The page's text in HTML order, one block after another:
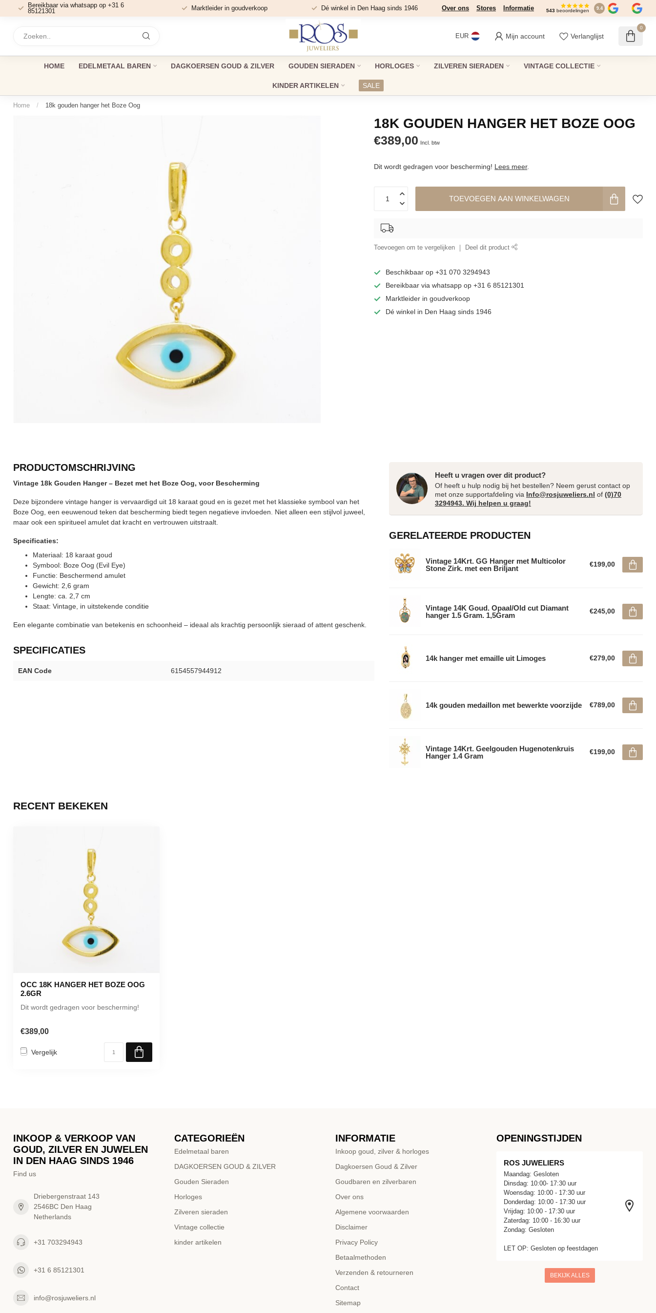
Bereikbaar via whatsapp op +31 6
85121301
Marktleider in goudverkoop Dé winkel in Den Haag sinds 1946 Over ons Stores Informatie 543 beoordelingen 9.4
EUR Mijn account Verlanglijst
0
HOME EDELMETAAL BAREN DAGKOERSEN GOUD & ZILVER GOUDEN SIERADEN HORLOGES ZILVEREN SIERADEN VINTAGE COLLECTIE
KINDER ARTIKELEN SALE
Home / 18k gouden hanger het Boze Oog
18K GOUDEN HANGER HET BOZE OOG
€389,00 Incl. btw
Dit wordt gedragen voor bescherming! Lees meer.
TOEVOEGEN AAN WINKELWAGEN
Toevoegen om te vergelijken Deel dit product
Beschikbaar op +31 070 3294943
Bereikbaar via whatsapp op +31 6 85121301
Marktleider in goudverkoop
Dé winkel in Den Haag sinds 1946
PRODUCTOMSCHRIJVING
Vintage 18k Gouden Hanger – Bezet met het Boze Oog, voor Bescherming
Deze bijzondere vintage hanger is vervaardigd uit 18 karaat goud en is gezet met het klassieke symbool van het
Boze Oog, een eeuwenoud teken dat bescherming biedt tegen negatieve invloeden. Niet alleen een stijlvol juweel,
maar ook een spiritueel amulet dat kracht en vertrouwen uitstraalt.
Specificaties:
Materiaal: 18 karaat goud
Symbool: Boze Oog (Evil Eye)
Functie: Beschermend amulet
Gewicht: 2,6 gram
Lengte: ca. 2,7 cm
Staat: Vintage, in uitstekende conditie
Een elegante combinatie van betekenis en schoonheid – ideaal als krachtig persoonlijk sieraad of attent geschenk.
SPECIFICATIES
EAN Code 6154557944912
Heeft u vragen over dit product?
Of heeft u hulp nodig bij het bestellen? Neem gerust contact op
met onze supportafdeling via Info@rosjuweliers.nl of (0)70
3294943. Wij helpen u graag!
GERELATEERDE PRODUCTEN
Vintage 14Krt. GG Hanger met Multicolor
Stone Zirk. met een Briljant
€199,00
Vintage 14K Goud. Opaal/Old cut Diamant
hanger 1.5 Gram. 1,5Gram
€245,00
14k hanger met emaille uit Limoges €279,00
14k gouden medaillon met bewerkte voorzijde €789,00
Vintage 14Krt. Geelgouden Hugenotenkruis
Hanger 1.4 Gram
€199,00
RECENT BEKEKEN
OCC 18K HANGER HET BOZE OOG
2.6GR
Dit wordt gedragen voor bescherming!
€389,00
Vergelijk
INKOOP & VERKOOP VAN
GOUD, ZILVER EN JUWELEN
IN DEN HAAG SINDS 1946
Find us
Driebergenstraat 143
2546BC Den Haag
Netherlands
+31 703294943
+31 6 85121301
info@rosjuweliers.nl
CATEGORIEËN
Edelmetaal baren
DAGKOERSEN GOUD & ZILVER
Gouden Sieraden
Horloges
Zilveren sieraden
Vintage collectie
kinder artikelen
INFORMATIE
Inkoop goud, zilver & horloges
Dagkoersen Goud & Zilver
Goudbaren en zilverbaren
Over ons
Algemene voorwaarden
Disclaimer
Privacy Policy
Betaalmethoden
Verzenden & retourneren
Contact
Sitemap
OPENINGSTIJDEN
ROS JUWELIERS
Maandag: Gesloten
Dinsdag: 10:00- 17:30 uur
Woensdag: 10:00 - 17:30 uur
Donderdag: 10:00 - 17:30 uur
Vrijdag: 10:00 - 17:30 uur
Zaterdag: 10:00 - 16:30 uur
Zondag: Gesloten
LET OP: Gesloten op feestdagen
BEKIJK ALLES